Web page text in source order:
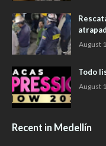
August
Todo
August
Recent in Medellín